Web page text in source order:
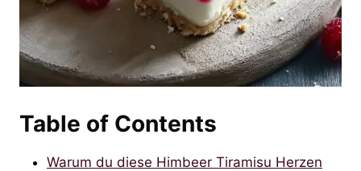
Table of Contents
Warum du diese Himbeer Tiramisu Herzen